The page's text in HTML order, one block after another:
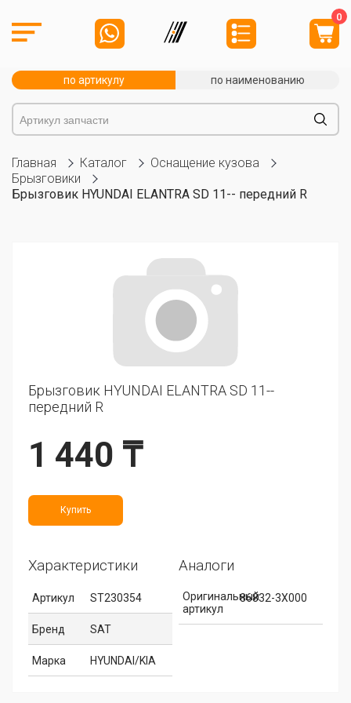
0
по артикулу по наименованию
Главная Каталог
Оснащение кузова
Брызговики
Брызговик HYUNDAI ELANTRA SD 11-- передний R
Брызговик HYUNDAI ELANTRA SD 11--
передний R
1 440 ₸
Купить
Характеристики
Артикул ST230354
Бренд SAT
Марка HYUNDAI/KIA
Аналоги
Оригинальный
артикул
86832-3X000